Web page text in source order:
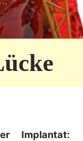
Implantat: